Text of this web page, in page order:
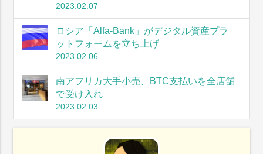
2023.02.07
ロシア「Alfa-Bank」がデジタル資産プラ
ットフォームを立ち上げ
2023.02.06
南アフリカ大手小売、BTC支払いを全店舗
で受け入れ
2023.02.03